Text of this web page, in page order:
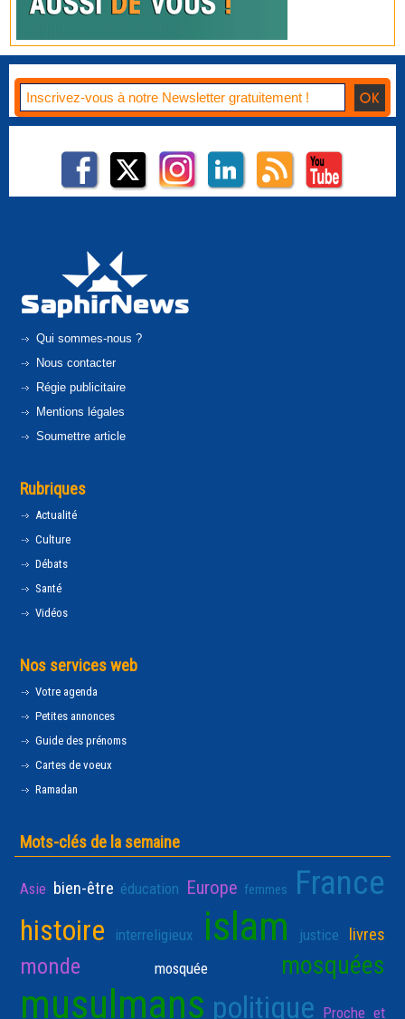
Qui sommes-nous ?
Nous contacter
Régie publicitaire
Mentions légales
Soumettre article
Rubriques
Actualité
Culture
Débats
Santé
Vidéos
Nos services web
Votre agenda
Petites annonces
Guide des prénoms
Cartes de voeux
Ramadan
Mots-clés de la semaine
Asie bien-être éducation Europe femmes France
histoire interreligieux islam justice livres
monde mosquée mosquées
musulmans politique Proche et